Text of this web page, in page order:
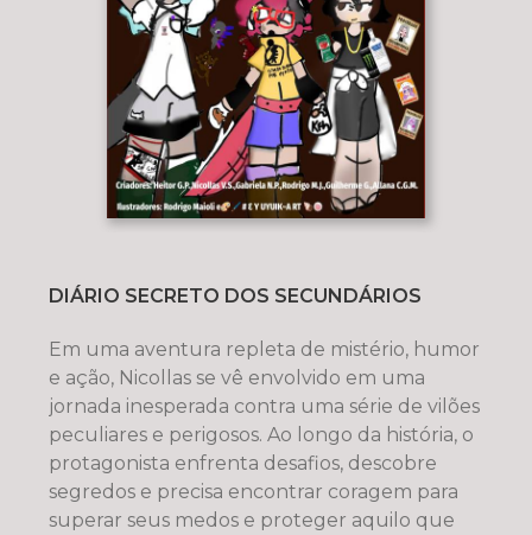
DIÁRIO SECRETO DOS SECUNDÁRIOS
Em uma aventura repleta de mistério, humor
e ação, Nicollas se vê envolvido em uma
jornada inesperada contra uma série de vilões
peculiares e perigosos. Ao longo da história, o
protagonista enfrenta desafios, descobre
segredos e precisa encontrar coragem para
superar seus medos e proteger aquilo que